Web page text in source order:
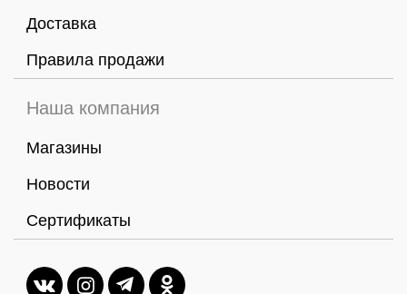
Доставка
Правила продажи
Наша компания
Магазины
Новости
Сертификаты